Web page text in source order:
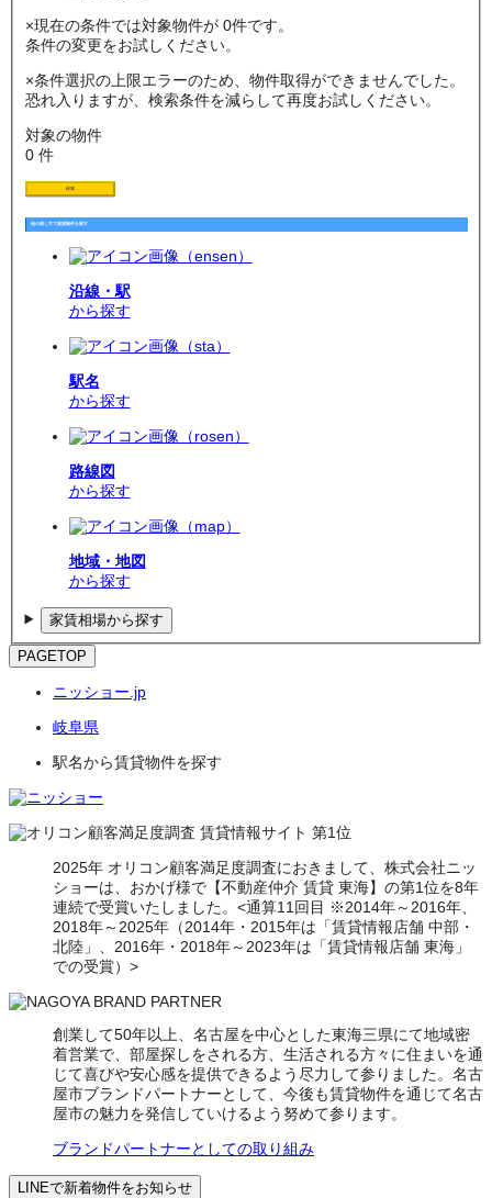
×現在の条件では対象物件が 0件です。
条件の変更をお試しください。
×条件選択の上限エラーのため、物件取得ができませんでした。
恐れ入りますが、検索条件を減らして再度お試しください。
対象の物件
0件
検索
他の探し方で賃貸物件を探す
沿線・駅
から探す
駅名
から探す
路線図
から探す
地域・地図
から探す
家賃相場から探す
PAGETOP
ニッショー.jp
岐阜県
駅名から賃貸物件を探す
2025年 オリコン顧客満足度調査におきまして、株式会社ニッ
ショーは、おかげ様で【不動産仲介 賃貸 東海】の第1位を8年
連続で受賞いたしました。<通算11回目 ※2014年～2016年、
2018年～2025年（2014年・2015年は「賃貸情報店舗 中部・
北陸」、2016年・2018年～2023年は「賃貸情報店舗 東海」
での受賞）>
創業して50年以上、名古屋を中心とした東海三県にて地域密
着営業で、部屋探しをされる方、生活される方々に住まいを通
じて喜びや安心感を提供できるよう尽力して参りました。名古
屋市ブランドパートナーとして、今後も賃貸物件を通じて名古
屋市の魅力を発信していけるよう努めて参ります。
ブランドパートナーとしての取り組み
LINEで新着物件をお知らせ